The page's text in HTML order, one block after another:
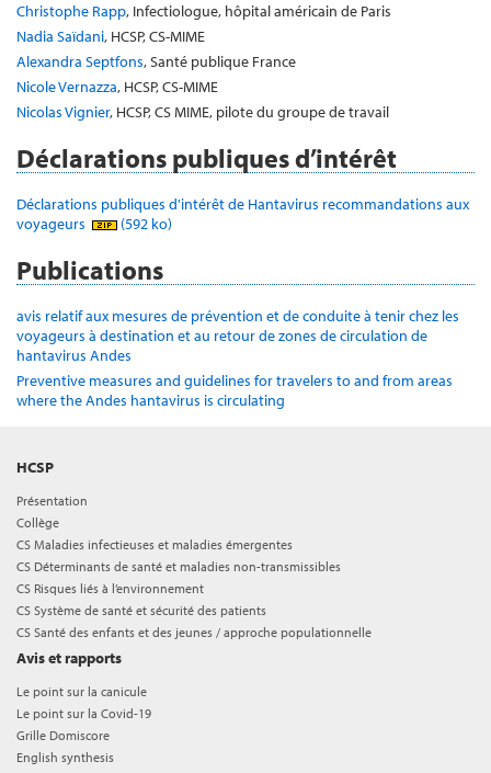
Christophe Rapp, Infectiologue, hôpital américain de Paris
Nadia Saïdani, HCSP, CS-MIME
Alexandra Septfons, Santé publique France
Nicole Vernazza, HCSP, CS-MIME
Nicolas Vignier, HCSP, CS MIME, pilote du groupe de travail
Déclarations publiques d’intérêt
Déclarations publiques d'intérêt de Hantavirus recommandations aux
voyageurs
(592 ko)
Publications
avis relatif aux mesures de prévention et de conduite à tenir chez les
voyageurs à destination et au retour de zones de circulation de
hantavirus Andes
Preventive measures and guidelines for travelers to and from areas
where the Andes hantavirus is circulating
HCSP
Présentation
Collège
CS Maladies infectieuses et maladies émergentes
CS Déterminants de santé et maladies non-transmissibles
CS Risques liés à l’environnement
CS Système de santé et sécurité des patients
CS Santé des enfants et des jeunes / approche populationnelle
Avis et rapports
Le point sur la canicule
Le point sur la Covid-19
Grille Domiscore
English synthesis